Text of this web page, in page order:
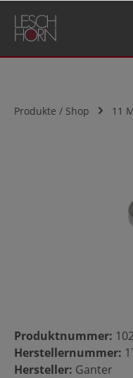
springen
Produkte / Shop 11
Produktnummer:
Herstellernummer:
Hersteller: Ganter